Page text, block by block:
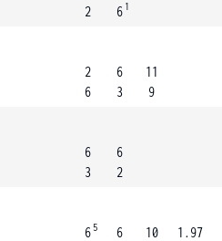
2
6 1
2
6
6
3
11
9
6
3
6
2
6 5
6
10
1.97